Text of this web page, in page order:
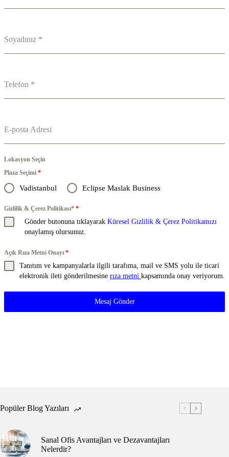
Soyadınız *
Telefon *
E-posta Adresi
Lokasyon Seçin
Plaza Seçimi *
Vadistanbul Eclipse Maslak Business
Gizlilik & Çerez Politikası* *
Gönder butonuna tıklayarak Küresel Gizlilik & Çerez Politikamızı
onaylamış olursunuz.
Açık Rıza Metni Onayı *
Tanıtım ve kampanyalarla ilgili tarafıma, mail ve SMS yolu ile ticari
elektronik ileti gönderilmesine rıza metni kapsamında onay veriyorum.​
Mesaj Gönder
Popüler Blog Yazıları
Sanal Ofis Avantajları ve Dezavantajları
Nelerdir?